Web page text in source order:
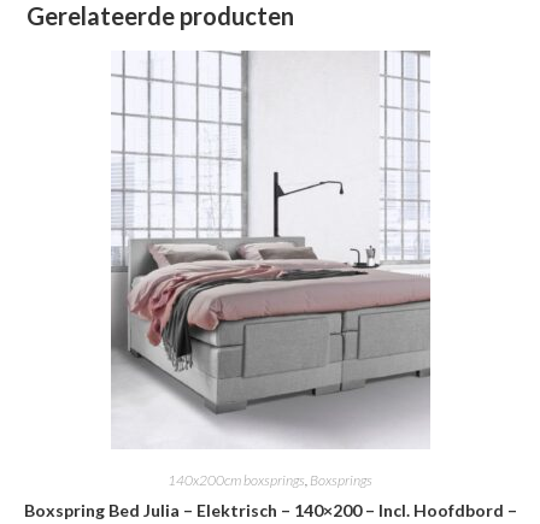
Gerelateerde producten
140x200cm boxsprings, Boxsprings
Boxspring Bed Julia – Elektrisch – 140×200 – Incl. Hoofdbord –